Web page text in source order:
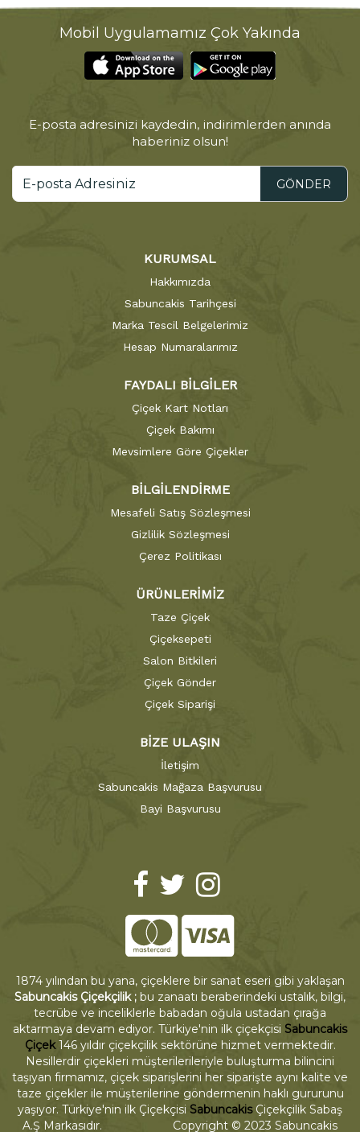
Mobil Uygulamamız Çok Yakında
E-posta adresinizi kaydedin, indirimlerden anında
haberiniz olsun!
GÖNDER
KURUMSAL
Hakkımızda
Sabuncakis Tarihçesi
Marka Tescil Belgelerimiz
Hesap Numaralarımız
FAYDALI BİLGİLER
Çiçek Kart Notları
Çiçek Bakımı
Mevsimlere Göre Çiçekler
BİLGİLENDİRME
Mesafeli Satış Sözleşmesi
Gizlilik Sözleşmesi
Çerez Politikası
ÜRÜNLERİMİZ
Taze Çiçek
Çiçeksepeti
Salon Bitkileri
Çiçek Gönder
Çiçek Siparişi
BİZE ULAŞIN
İletişim
Sabuncakis Mağaza Başvurusu
Bayi Başvurusu
1874 yılından bu yana, çiçeklere bir sanat eseri gibi yaklaşan
Sabuncakis Çiçekçilik ; bu zanaatı beraberindeki ustalık, bilgi,
tecrübe ve inceliklerle babadan oğula ustadan çırağa
aktarmaya devam ediyor. Türkiye'nin ilk çiçekçisi Sabuncakis
Çiçek146 yıldır çiçekçilik sektörüne hizmet vermektedir.
Nesillerdir çiçekleri müşterilerileriyle buluşturma bilincini
taşıyan firmamız, çiçek siparişlerini her siparişte aynı kalite ve
taze çiçekler ile müşterilerine göndermenin haklı gururunu
yaşıyor. Türkiye'nin ilk Çiçekçisi SabuncakisÇiçekçilik Sabaş
A.Ş Markasıdır. Copyright © 2023 Sabuncakis